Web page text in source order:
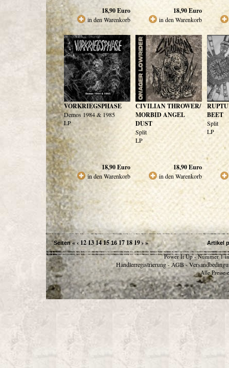
18,90Euro
in den Warenkorb
18,90Euro
in den Warenkorb
VORKRIEGSPHASE
Demos 1984 & 1985
LP
18,90Euro
in den Warenkorb
CIVILIAN THROWER/
MORBID ANGEL
DUST
Split
LP
18,90Euro
in den Warenkorb
BEET
Split
LP
Seiten «‹ 12131415 16 171819›» Artikel
Power It Up - Nummer 1
Händlerregistrierung - AGB -
Alle Preise